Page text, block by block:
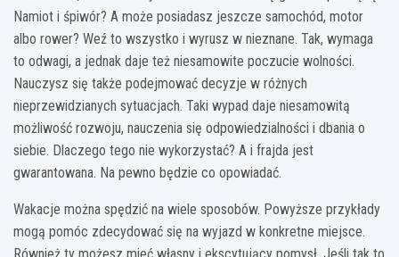
Namiot i śpiwór? A może posiadasz jeszcze samochód, motor
albo rower? Weź to wszystko i wyrusz w nieznane. Tak, wymaga
to odwagi, a jednak daje też niesamowite poczucie wolności.
Nauczysz się także podejmować decyzje w różnych
nieprzewidzianych sytuacjach. Taki wypad daje niesamowitą
możliwość rozwoju, nauczenia się odpowiedzialności i dbania o
siebie. Dlaczego tego nie wykorzystać? A i frajda jest
gwarantowana. Na pewno będzie co opowiadać.
Wakacje można spędzić na wiele sposobów. Powyższe przykłady
mogą pomóc zdecydować się na wyjazd w konkretne miejsce.